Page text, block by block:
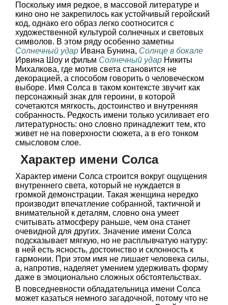
Поскольку имя редкое, в массовой литературе и
кино оно не закрепилось как устойчивый геройский
код, однако его образ легко соотносится с
художественной культурой солнечных и световых
символов. В этом ряду особенно заметны
Солнечный удар Ивана Бунина, Солнце в бокале
Ирвина Шоу и фильм Солнечный удар Никиты
Михалкова, где мотив света становится не
декорацией, а способом говорить о человеческом
выборе. Имя Солса в таком контексте звучит как
персонажный знак для героини, в которой
сочетаются мягкость, достоинство и внутренняя
собранность. Редкость имени только усиливает его
литературность: оно словно принадлежит тем, кто
живет не на поверхности сюжета, а в его тонком
смысловом слое.
Характер имени Солса
Характер имени Солса строится вокруг ощущения
внутреннего света, который не нуждается в
громкой демонстрации. Такая женщина нередко
производит впечатление собранной, тактичной и
внимательной к деталям, словно она умеет
считывать атмосферу раньше, чем она станет
очевидной для других. Значение имени Солса
подсказывает мягкую, но не расплывчатую натуру:
в ней есть ясность, достоинство и склонность к
гармонии. При этом имя не лишает человека силы,
а, напротив, наделяет умением удерживать форму
даже в эмоционально сложных обстоятельствах.
В повседневности обладательница имени Солса
может казаться немного загадочной, потому что не